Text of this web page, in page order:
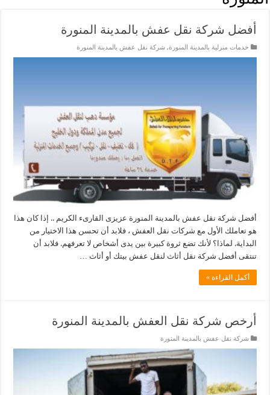
أفضل شركة نقل عفش بالمدينة المنورة
خدمات منزلية بالمدينة المنورة,شركة نقل عفش بالمدينة المنورة
أفضل شركة نقل عفش بالمدينة المنورة عزيزى القارىء الكريم .. إذا كان هذا
هو تعاملك الأول مع شركات نقل العفش ، فلابد أن تحسن هذا الاختيار من
البداية. لماذا؟ لأنك تضع ثروة كبيرة بين يدى أشخاص لا تعرفهم. فلابد أن
تنتقى أفضل شركة نقل أثاث لنقل عفش بيتك أو أثاث …
أكمل القراءة »
أرخص شركة نقل العفش بالمدينة المنورة
شركة نقل عفش بالمدينة المنورة